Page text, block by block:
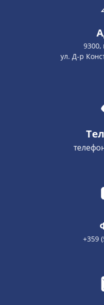
9300,
ул. Д-р
+359